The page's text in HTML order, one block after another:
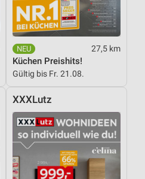
27,5 km
Küchen Preishits!
Gültig bis Fr. 21.08.
XXXLutz